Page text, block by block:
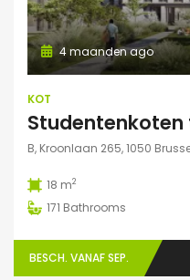
4 maanden ago
KOT
B, Kroonlaan 265, 1050
18 m2
171 Bathrooms
BESCH. VANAF SEP.